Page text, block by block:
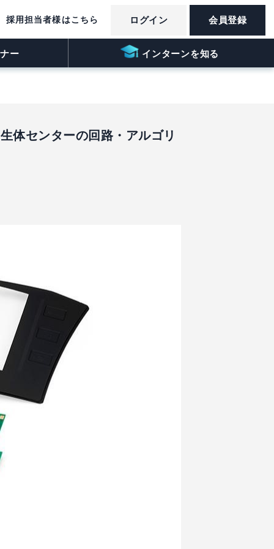
ー インターンを知る
採用担当者様はこちら ログイン 会員登録
体センターの回路・アルゴリ